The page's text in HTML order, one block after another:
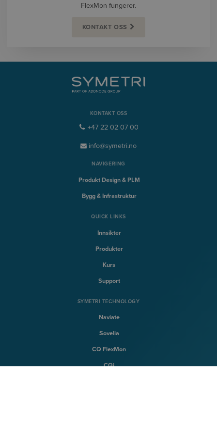
FlexMon fungerer.
KONTAKT OSS
KONTAKT OSS
+47 22 02 07 00
info@symetri.no
NAVIGERING
Produkt Design & PLM
Bygg & Infrastruktur
QUICK LINKS
Innsikter
Produkter
Kurs
Support
SYMETRI TECHNOLOGY
Naviate
Sovelia
CQ FlexMon
CQi